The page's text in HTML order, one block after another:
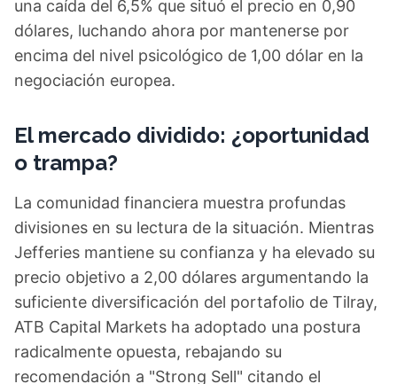
una caída del 6,5% que situó el precio en 0,90
dólares, luchando ahora por mantenerse por
encima del nivel psicológico de 1,00 dólar en la
negociación europea.
El mercado dividido: ¿oportunidad
o trampa?
La comunidad financiera muestra profundas
divisiones en su lectura de la situación. Mientras
Jefferies mantiene su confianza y ha elevado su
precio objetivo a 2,00 dólares argumentando la
suficiente diversificación del portafolio de Tilray,
ATB Capital Markets ha adoptado una postura
radicalmente opuesta, rebajando su
recomendación a "Strong Sell" citando el